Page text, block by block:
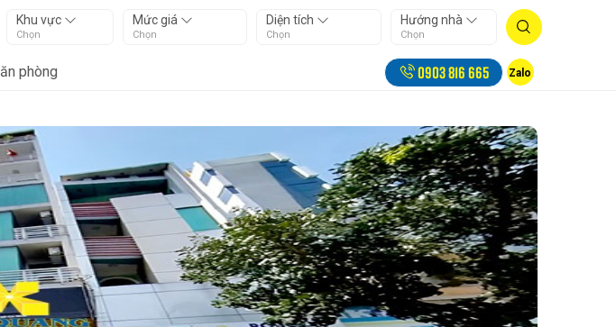
Khu vực
Chọn
Mức giá
Chọn
Diện tích
Chọn
Hướng nhà
Chọn
phòng 0903 816 665 Zalo